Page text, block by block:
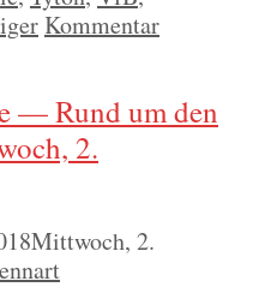
Kommentar
— Rund um den
2.
Mittwoch, 2.